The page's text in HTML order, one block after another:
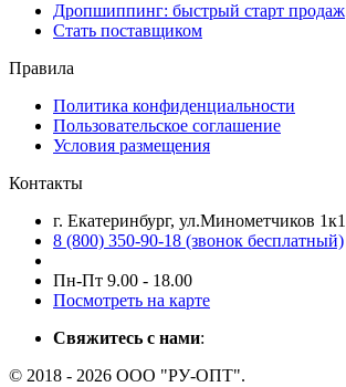
Дропшиппинг: быстрый старт продаж
Стать поставщиком
Правила
Политика конфиденциальности
Пользовательское соглашение
Условия размещения
Контакты
г. Екатеринбург, ул.Минометчиков 1к1
8 (800) 350-90-18 (звонок бесплатный)
Пн-Пт 9.00 - 18.00
Посмотреть на карте
Свяжитесь с нами:
© 2018 - 2026 ООО "РУ-ОПТ".